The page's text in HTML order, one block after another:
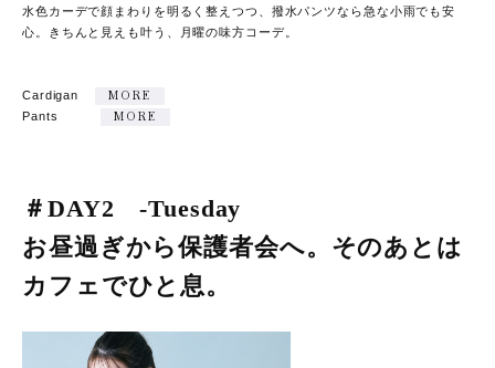
水色カーデで顔まわりを明るく整えつつ、撥水パンツなら急な小雨でも安
心。きちんと見えも叶う、月曜の味方コーデ。
Cardigan MORE
Pants MORE
＃DAY2 -Tuesday
お昼過ぎから保護者会へ。そのあとは
カフェでひと息。